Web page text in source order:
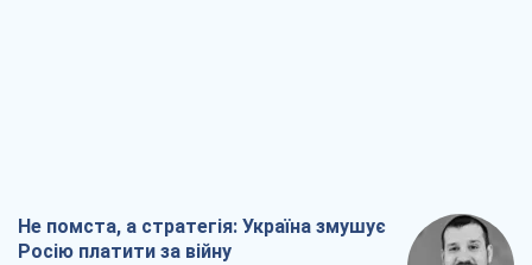
Не помста, а стратегія: Україна змушує
Росію платити за війну